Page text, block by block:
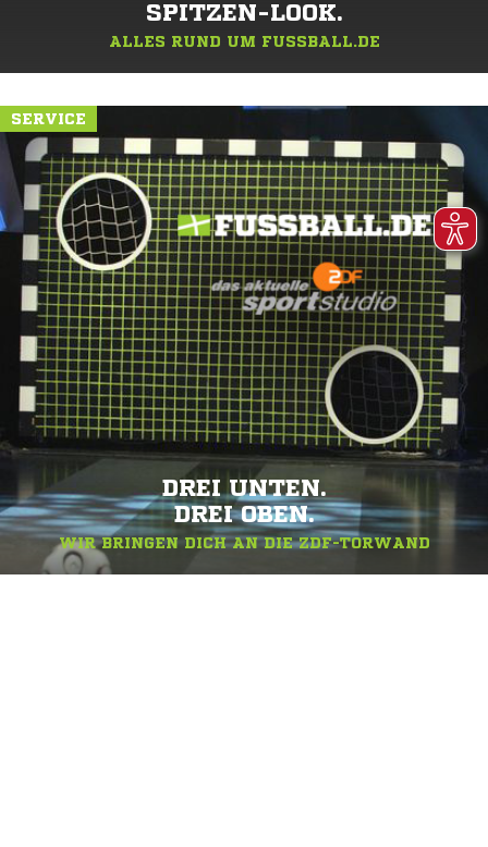
SPITZEN-LOOK.
ALLES RUND UM FUSSBALL.DE
SERVICE
DREI UNTEN.
DREI OBEN.
WIR BRINGEN DICH AN DIE ZDF-TORWAND